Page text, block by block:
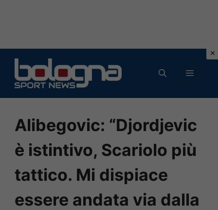
contenuto
MENU
Alibegovic: “Djordjevic
è istintivo, Scariolo più
tattico. Mi dispiace
essere andata via dalla